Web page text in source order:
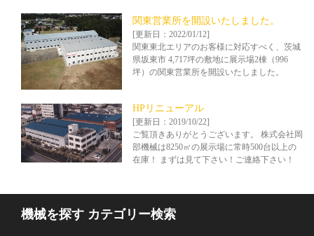
関東営業所を開設いたしました。
[更新日：2022/01/12]
関東東北エリアのお客様に対応すべく、茨城
県坂東市 4,717坪の敷地に展示場2棟（996
坪）の関東営業所を開設いたしました。
HPリニューアル
[更新日：2019/10/22]
ご覧頂きありがとうございます。 株式会社岡
部機械は8250㎡の展示場に常時500台以上の
在庫！ まずは見て下さい！ご連絡下さい！
機械を探す カテゴリー検索